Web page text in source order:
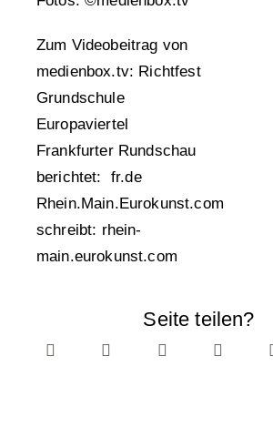
Zum Videobeitrag von
medienbox.tv: Richtfest
Grundschule
Europaviertel
Frankfurter Rundschau
berichtet: fr.de
Rhein.Main.Eurokunst.com
schreibt: rhein-
main.eurokunst.com
Seite teilen?